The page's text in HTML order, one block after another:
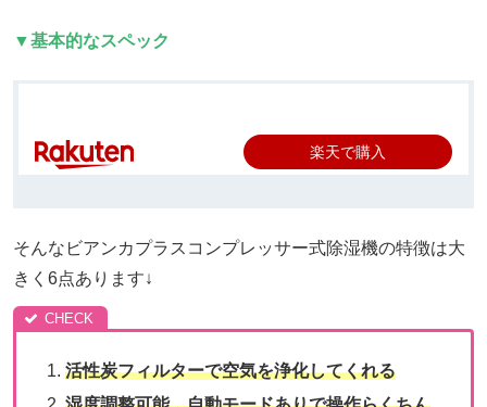
▼基本的なスペック
楽天で購入
そんなビアンカプラスコンプレッサー式除湿機の特徴は大
きく6点あります↓
活性炭フィルターで空気を浄化してくれる